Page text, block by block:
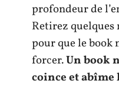
profondeur de
Retirez
pour que le book
forcer.Un book
coince et